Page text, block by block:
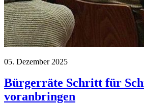
05. Dezember 2025
Bürgerräte Schritt für
voranbringen